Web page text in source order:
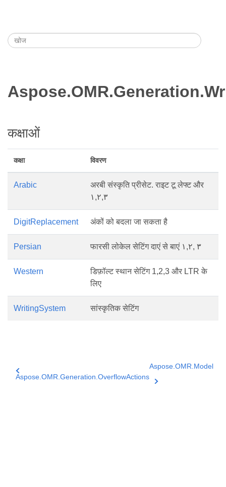
कक्षाओं
कक्षा विवरण
Arabic
अरबी संस्कृति प्रीसेट. राइट टू लेफ्ट और
١,٢,٣
DigitReplacement अंकों को बदला जा सकता है
Persian फारसी लोकेल सेटिंग दाएं से बाएं ١,۲, ۳
Western
डिफ़ॉल्ट स्थान सेटिंग 1,2,3 और LTR के
लिए
WritingSystem सांस्कृतिक सेटिंग
Aspose.OMR.Generation.OverflowActions
Aspose.OMR.Model